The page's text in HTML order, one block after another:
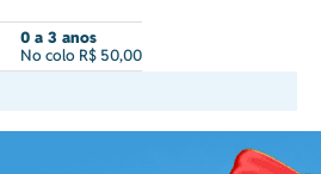
0 a 3 anos
No colo R$ 50,00